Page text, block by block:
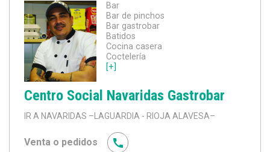
Bar
Bar de pinchos
Bar gastrobar
Batidos
Cocina casera
Coctelería
[+]
Centro Social Navaridas Gastrobar
IR A NAVARIDAS –LAGUARDIA - RIOJA ALAVESA–
Venta o pedidos